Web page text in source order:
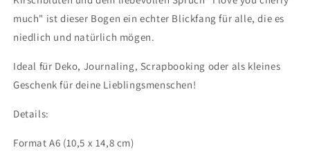
much" ist dieser Bogen ein echter Blickfang für alle, die es
niedlich und natürlich mögen.
Ideal für Deko, Journaling, Scrapbooking oder als kleines
Geschenk für deine Lieblingsmenschen!
Details:
Format A6 (10,5 x 14,8 cm)